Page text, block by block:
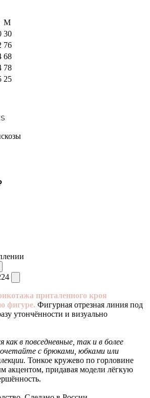
M
30
76
68
78
25
приталенного кроя
фигуре. Фигурная отрезная линия под
утончённости и визуально
как в повседневные, так и в более
с брюками, юбками или
Тонкое кружево по горловине
акцентом, придавая модели лёгкую